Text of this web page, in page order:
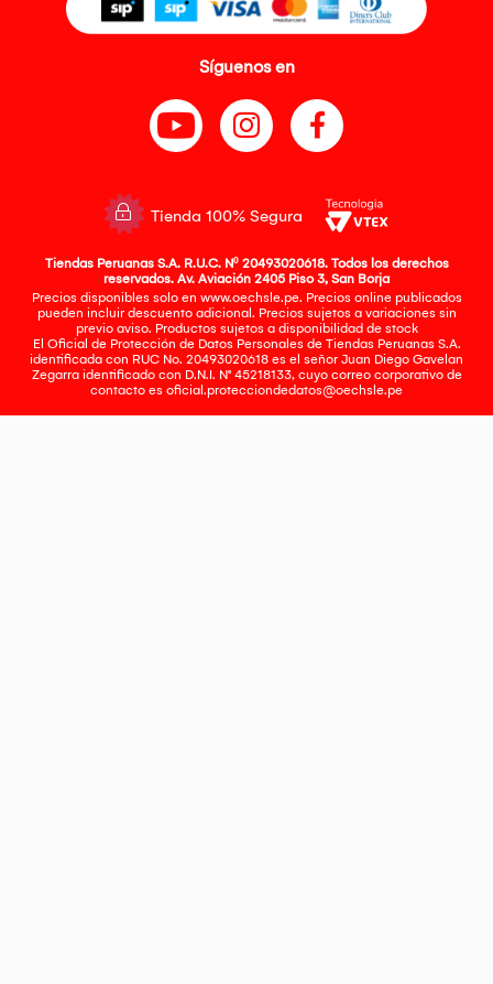
Síguenos en
Tienda 100% Segura
Tiendas Peruanas S.A. R.U.C. Nº 20493020618. Todos los derechos
reservados. Av. Aviación 2405 Piso 3, San Borja
Precios disponibles solo en www.oechsle.pe. Precios online publicados
pueden incluir descuento adicional. Precios sujetos a variaciones sin
previo aviso. Productos sujetos a disponibilidad de stock
El Oficial de Protección de Datos Personales de Tiendas Peruanas S.A.
identificada con RUC No. 20493020618 es el señor Juan Diego Gavelan
Zegarra identificado con D.N.I. N° 45218133, cuyo correo corporativo de
contacto es oficial.protecciondedatos@oechsle.pe